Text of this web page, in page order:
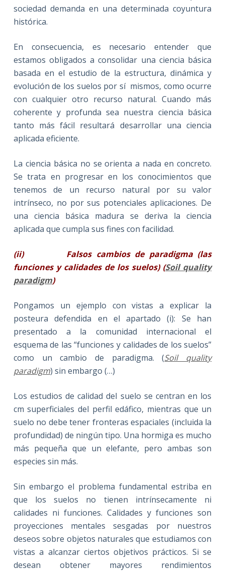
sociedad demanda en una determinada coyuntura
histórica.
En consecuencia, es necesario entender que
estamos obligados a consolidar una ciencia básica
basada en el estudio de la estructura, dinámica y
evolución de los suelos por sí mismos, como ocurre
con cualquier otro recurso natural. Cuando más
coherente y profunda sea nuestra ciencia básica
tanto más fácil resultará desarrollar una ciencia
aplicada eficiente.
La ciencia básica no se orienta a nada en concreto.
Se trata en progresar en los conocimientos que
tenemos de un recurso natural por su valor
intrínseco, no por sus potenciales aplicaciones. De
una ciencia básica madura se deriva la ciencia
aplicada que cumpla sus fines con facilidad.
(ii) Falsos cambios de paradigma (las
funciones y calidades de los suelos) (Soil quality
paradigm)
Pongamos un ejemplo con vistas a explicar la
posteura defendida en el apartado (i): Se han
presentado a la comunidad internacional el
esquema de las “funciones y calidades de los suelos”
como un cambio de paradigma. (Soil quality
paradigm) sin embargo (…)
Los estudios de calidad del suelo se centran en los
cm superficiales del perfil edáfico, mientras que un
suelo no debe tener fronteras espaciales (incluida la
profundidad) de ningún tipo. Una hormiga es mucho
más pequeña que un elefante, pero ambas son
especies sin más.
Sin embargo el problema fundamental estriba en
que los suelos no tienen intrínsecamente ni
calidades ni funciones. Calidades y funciones son
proyecciones mentales sesgadas por nuestros
deseos sobre objetos naturales que estudiamos con
vistas a alcanzar ciertos objetivos prácticos. Si se
desean obtener mayores rendimientos